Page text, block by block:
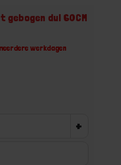
dul 60CM
werkdagen
+